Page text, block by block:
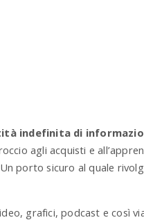
indefinita di
agli acquisti e
porto sicuro al quale
grafici, podcast e così